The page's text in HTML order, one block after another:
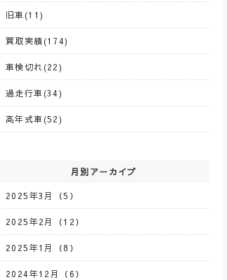
旧車(11)
買取実績(174)
車検切れ(22)
過走行車(34)
高年式車(52)
月別アーカイブ
2025年3月（5）
2025年2月（12）
2025年1月（8）
2024年12月（6）